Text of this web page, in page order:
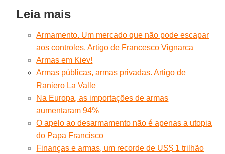
Leia mais
Armamento. Um mercado que não pode escapar
aos controles. Artigo de Francesco Vignarca
Armas em Kiev!
Armas públicas, armas privadas. Artigo de
Raniero La Valle
Na Europa, as importações de armas
aumentaram 94%
O apelo ao desarmamento não é apenas a utopia
do Papa Francisco
Finanças e armas, um recorde de US$ 1 trilhão